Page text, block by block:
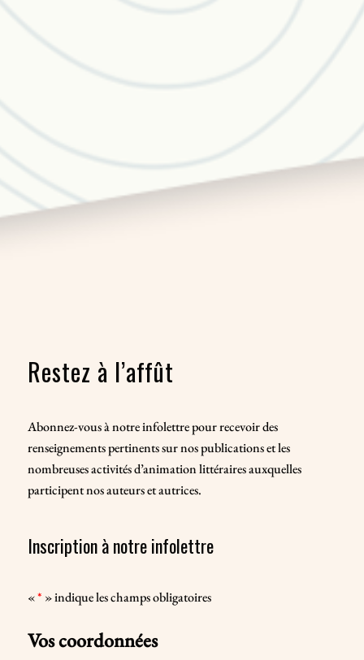
Restez à l’affût
Abonnez-vous à notre infolettre pour recevoir des
renseignements pertinents sur nos publications et les
nombreuses activités d’animation littéraires auxquelles
participent nos auteurs et autrices.
Inscription à notre infolettre
«* » indique les champs obligatoires
Vos coordonnées